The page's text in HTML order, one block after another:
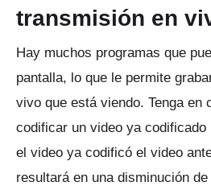
transmisión en
Hay muchos programas que
pantalla, lo que le permite
vivo que está viendo. Tenga en
codificar un video ya
el video ya codificó el video
resultará en una disminución